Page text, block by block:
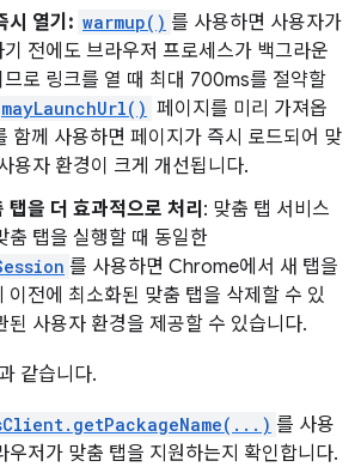
시 열기: warmup() 를 사용하면 사용자가
전에도 브라우저 프로세스가 백그라운
로 링크를 열 때 최대 700ms를 절약할
mayLaunchUrl() 페이지를 미리 가져옵
함께 사용하면 페이지가 즉시 로드되어 맞
용자 환경이 크게 개선됩니다.
탭을 더 효과적으로 처리 : 맞춤 탭 서비스
춤 탭을 실행할 때 동일한
를 사용하면 Chrome에서 새 탭을
이전에 최소화된 맞춤 탭을 삭제할 수 있
된 사용자 환경을 제공할 수 있습니다.
같습니다.
를 사용
우저가 맞춤 탭을 지원하는지 확인합니다.